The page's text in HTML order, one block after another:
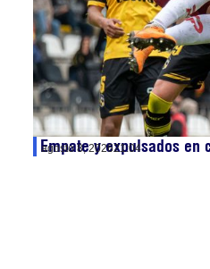
Empate y expulsados
agosto 8, 202621:04